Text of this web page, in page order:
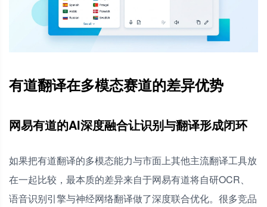
有道翻译在多模态赛道的差异优势
网易有道的AI深度融合让识别与翻译形成闭环
如果把有道翻译的多模态能力与市面上其他主流翻译工具放
在一起比较，最本质的差异来自于网易有道将自研OCR、
语音识别引擎与神经网络翻译做了深度联合优化。很多竞品